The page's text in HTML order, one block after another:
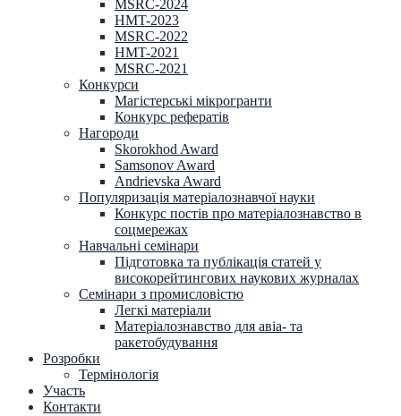
MSRC-2024
HMT-2023
MSRC-2022
HMT-2021
MSRC-2021
Конкурси
Магістерські мікрогранти
Конкурс рефератів
Нагороди
Skorokhod Award
Samsonov Award
Andrievska Award
Популяризація матеріалознавчої науки
Конкурс постів про матеріалознавство в
соцмережах
Навчальні семінари
Підготовка та публікація статей у
високорейтингових наукових журналах
Семінари з промисловістю
Легкі матеріали
Матеріалознавство для авіа- та
ракетобудування
Розробки
Термінологія
Участь
Контакти